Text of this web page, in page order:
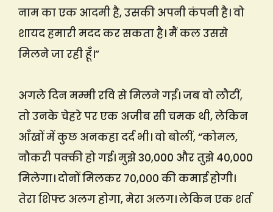
नाम का एक आदमी है, उसकी अपनी कंपनी है। वो
शायद हमारी मदद कर सकता है। मैं कल उससे
मिलने जा रही हूँ।”
अगले दिन मम्मी रवि से मिलने गईं। जब वो लौटीं,
तो उनके चेहरे पर एक अजीब सी चमक थी, लेकिन
आँखों में कुछ अनकहा दर्द भी। वो बोलीं, “कोमल,
नौकरी पक्की हो गई। मुझे 30,000 और तुझे 40,000
मिलेगा। दोनों मिलकर 70,000 की कमाई होगी।
तेरा शिफ्ट अलग होगा, मेरा अलग। लेकिन एक शर्त